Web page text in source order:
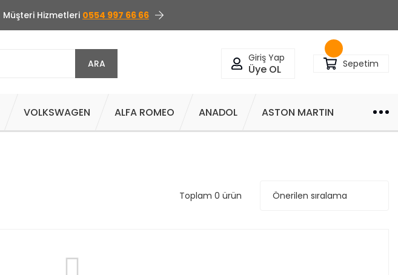
Müşteri Hizmetleri 0554 997 66 66
ARA Giriş Yap
Üye OL Sepetim
VOLKSWAGEN ALFA ROMEO ANADOL ASTON MARTIN
Toplam 0 ürün